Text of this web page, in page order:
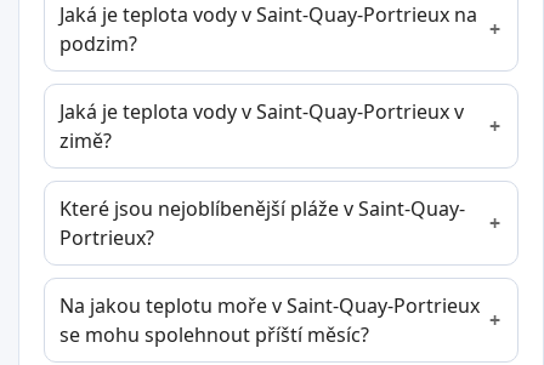
Jaká je teplota vody v Saint-Quay-Portrieux na
podzim?
Jaká je teplota vody v Saint-Quay-Portrieux v
zimě?
Které jsou nejoblíbenější pláže v Saint-Quay-
Portrieux?
Na jakou teplotu moře v Saint-Quay-Portrieux
se mohu spolehnout příští měsíc?